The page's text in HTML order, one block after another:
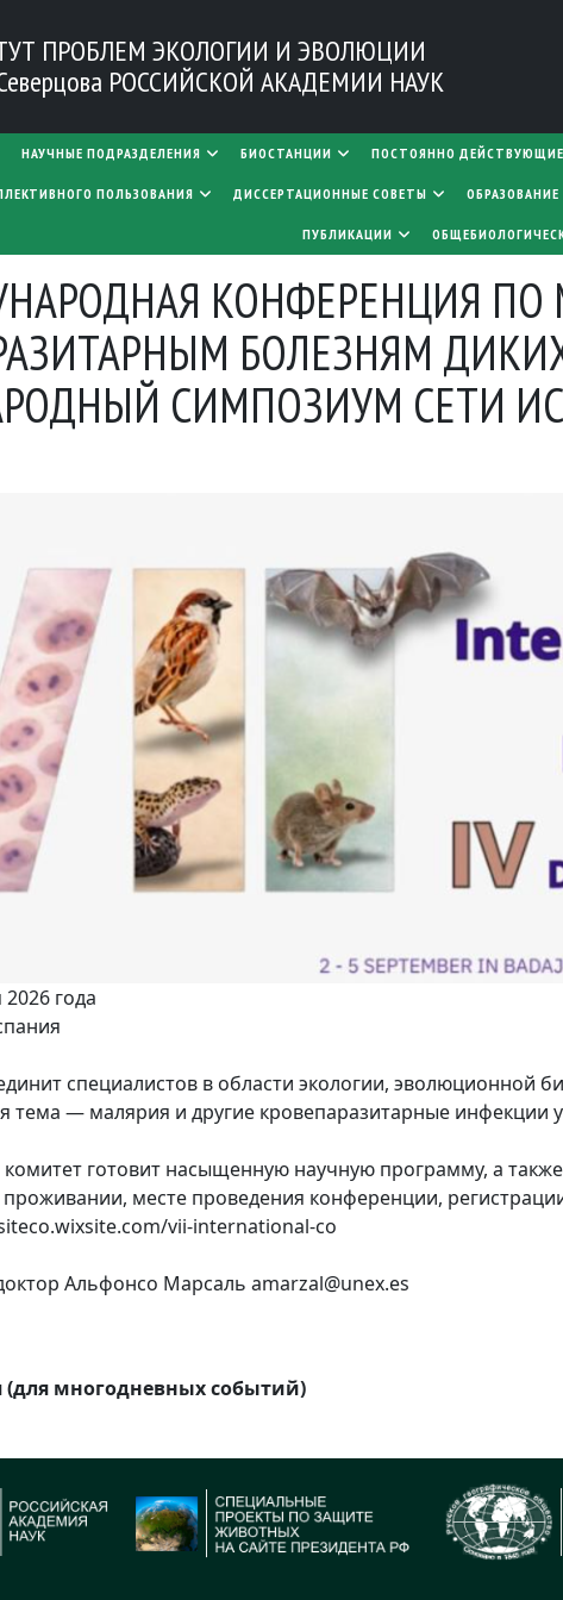
ПРОБЛЕМ ЭКОЛОГИИ И ЭВОЛЮЦИИ
РОССИЙСКОЙ АКАДЕМИИ НАУК
НАУЧНЫЕ ПОДРАЗДЕЛЕНИЯ БИОСТАНЦИИ ПОСТОЯННО
ПОЛЬЗОВАНИЯ ​​​​​​​ДИССЕРТАЦИОННЫЕ СОВЕТЫ ОБРАЗОВАНИЕ
ПУБЛИКАЦИИ
КОНФЕРЕНЦИЯ
БОЛЕЗНЯМ
СИМПОЗИУМ СЕТИ
года
специалистов в области экологии, эволюционной
тема — малярия и другие кровепаразитарные инфекции
готовит насыщенную научную программу, а
месте проведения конференции,
vii-international-co
Альфонсо Марсаль amarzal@unex.es
многодневных событий)